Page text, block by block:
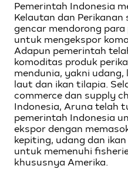
Pemerintah Indonesia
Kelautan dan
gencar mendorong
untuk mengekspor
Adapun pemerintah
komoditas produk
mendunia, yakni
laut dan ikan tilapia.
commerce dan supply
Indonesia, Aruna telah
pemerintah Indonesia
ekspor dengan
kepiting, udang dan
untuk memenuhi
khususnya Amerika.